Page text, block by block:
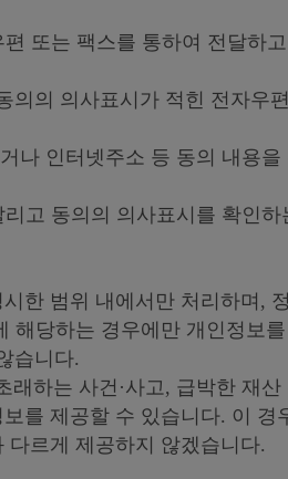
또는 팩스를 통하여 전달하고
의의 의사표시가 적힌 전자우
나 인터넷주소 등 동의 내용을
고 동의의 의사표시를 확인하
한 범위 내에서만 처리하며,
해당하는 경우에만 개인정보
습니다.
하는 사건·사고, 급박한 재산
를 제공할 수 있습니다. 이 경
르게 제공하지 않겠습니다.